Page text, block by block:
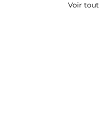
Voir tout